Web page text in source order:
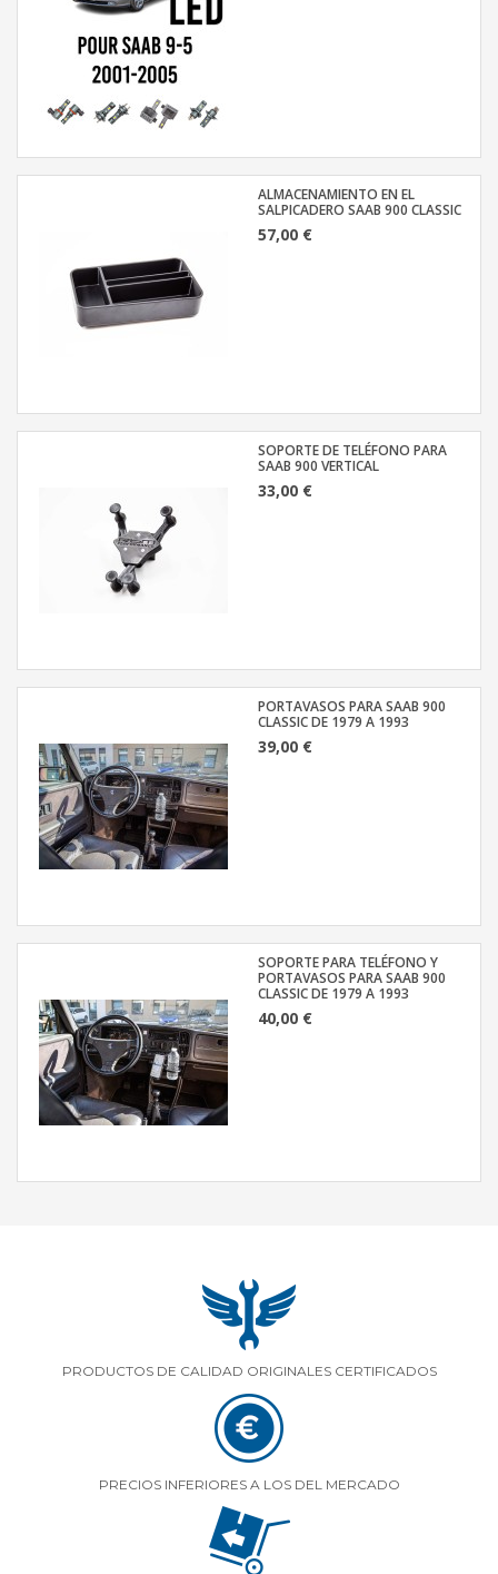
ALMACENAMIENTO EN EL
SALPICADERO SAAB 900 CLASSIC
57,00 €
SOPORTE DE TELÉFONO PARA
SAAB 900 VERTICAL
33,00 €
PORTAVASOS PARA SAAB 900
CLASSIC DE 1979 A 1993
39,00 €
SOPORTE PARA TELÉFONO Y
PORTAVASOS PARA SAAB 900
CLASSIC DE 1979 A 1993
40,00 €
PRODUCTOS DE CALIDAD ORIGINALES CERTIFICADOS
PRECIOS INFERIORES A LOS DEL MERCADO